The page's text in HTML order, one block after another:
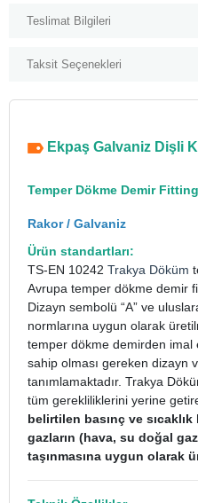
Teslimat Bilgileri
Taksit Seçenekleri
Ekpaş Galvaniz Dişli
Temper Dökme Demir
Rakor / Galvaniz
Ürün standartları:
TS-EN 10242 Trakya Döküm
Avrupa temper dökme demir
Dizayn sembolü “A” ve
normlarına uygun olarak
temper dökme demirden imal
sahip olması gereken dizayn
tanımlamaktadır. Trakya
tüm gerekliliklerini yerine
belirtilen basınç ve
gazların (hava, su doğal
taşınmasına uygun olarak